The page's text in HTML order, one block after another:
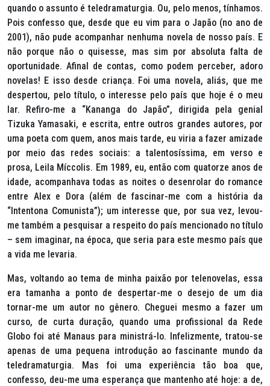
quando o assunto é teledramaturgia. Ou, pelo menos, tínhamos.
Pois confesso que, desde que eu vim para o Japão (no ano de
2001), não pude acompanhar nenhuma novela de nosso país. E
não porque não o quisesse, mas sim por absoluta falta de
oportunidade. Afinal de contas, como podem perceber, adoro
novelas! E isso desde criança. Foi uma novela, aliás, que me
despertou, pelo título, o interesse pelo país que hoje é o meu
lar. Refiro-me a “Kananga do Japão”, dirigida pela genial
Tizuka Yamasaki, e escrita, entre outros grandes autores, por
uma poeta com quem, anos mais tarde, eu viria a fazer amizade
por meio das redes sociais: a talentosíssima, em verso e
prosa, Leila Míccolis. Em 1989, eu, então com quatorze anos de
idade, acompanhava todas as noites o desenrolar do romance
entre Alexe Dora (além de fascinar-me com a história da
“Intentona Comunista”); um interesse que, por sua vez, levou-
me também a pesquisar a respeito do país mencionado no título
– sem imaginar, na época, que seria para este mesmo país que
a vida me levaria.
Mas, voltando ao tema de minha paixão por telenovelas, essa
era tamanha a ponto de despertar-me o desejo de um dia
tornar-me um autor no gênero. Cheguei mesmo a fazer um
curso, de curta duração, quando uma profissional da Rede
Globo foi até Manaus para ministrá-lo. Infelizmente, tratou-se
apenas de uma pequena introdução ao fascinante mundo da
teledramaturgia. Mas foi uma experiência tão boa que,
confesso, deu-me uma esperança que mantenho até hoje: a de,